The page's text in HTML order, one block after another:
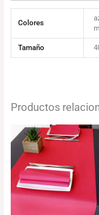
Colores
Tamaño
Productos
Rango
de
desde
58.45€
hasta
137.72€